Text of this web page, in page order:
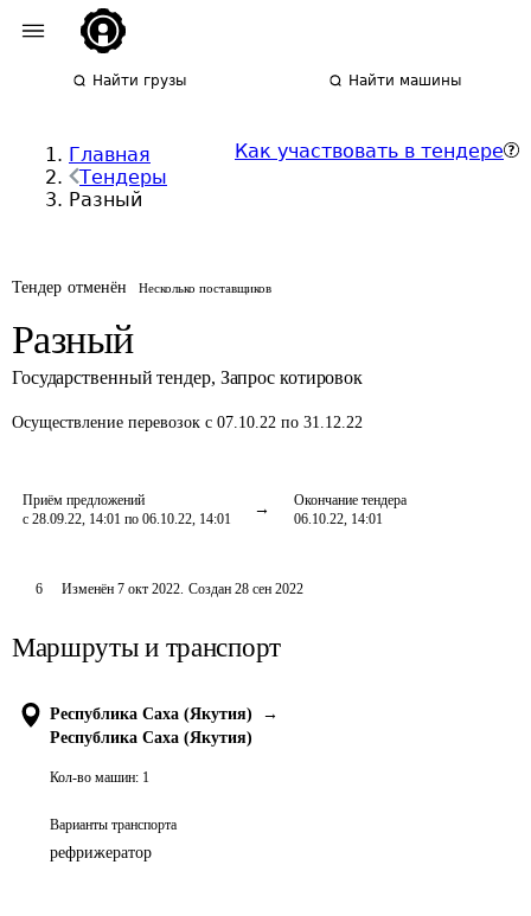
Найти грузы Найти машины
Главная
Тендеры
Разный
Как участвовать в тендере
Тендер отменён Несколько поставщиков
Разный
Государственный тендер, Запрос котировок
Осуществление перевозок с 07.10.22 по 31.12.22
Приём предложений
с 28.09.22, 14:01 по 06.10.22, 14:01
Окончание тендера
06.10.22, 14:01
6 Изменён 7 окт 2022. Создан 28 сен 2022
Маршруты и транспорт
Республика Саха (Якутия)
→
Республика Саха (Якутия)
Кол-во машин: 1
Варианты транспорта
рефрижератор